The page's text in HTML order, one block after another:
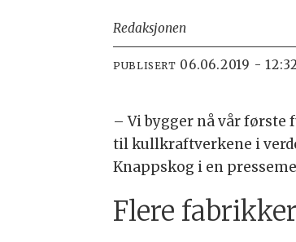
Redaksjonen
PUBLISERT 06.06.2019 -
– Vi bygger nå vår
til kullkraftverkene i
Knappskog i en
Flere